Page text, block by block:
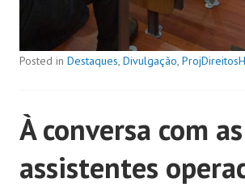
Posted in Destaques, Divulgação,
À conversa com
assistentes